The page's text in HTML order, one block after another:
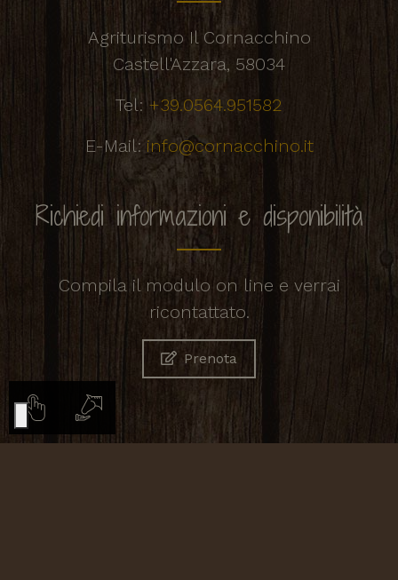
Agriturismo Il Cornacchino
Castell'Azzara, 58034
Tel:+39.0564.951582
E-Mail:info@cornacchino.it
Richiedi informazioni e disponibilità
Compila il modulo on line e verrai
ricontattato.
Prenota